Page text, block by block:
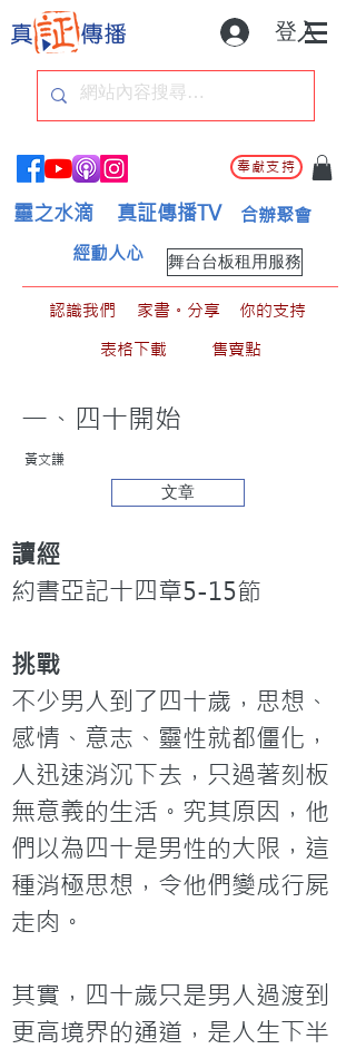
登入
奉獻支持
靈之水滴 真証傳播TV 合辦聚會
舞台台板租用服務
經動人心
認識我們 家書。分享
你的支持
表格下載
售賣點
一、四十開始
黃文謙
文章
讀經
約書亞記十四章5-15節
挑戰
不少男人到了四十歲，思想、
感情、意志、靈性就都僵化，
人迅速消沉下去，只過著刻板
無意義的生活。究其原因，他
們以為四十是男性的大限，這
種消極思想，令他們變成行屍
走肉。
其實，四十歲只是男人過渡到
更高境界的通道，是人生下半